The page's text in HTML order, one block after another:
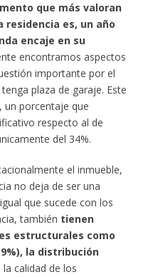
que más valoran
residencia es, un año
encaje en su
encontramos aspectos
importante por el
plaza de garaje. Este
un porcentaje que
respecto al de
del 34%.
el inmueble,
no deja de ser una
que sucede con los
también tienen
estructurales como
la distribución
la calidad de los